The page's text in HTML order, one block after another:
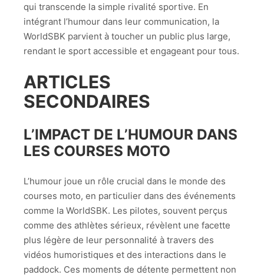
qui transcende la simple rivalité sportive. En
intégrant l’humour dans leur communication, la
WorldSBK parvient à toucher un public plus large,
rendant le sport accessible et engageant pour tous.
ARTICLES
SECONDAIRES
L’IMPACT DE L’HUMOUR DANS
LES COURSES MOTO
L’humour joue un rôle crucial dans le monde des
courses moto, en particulier dans des événements
comme la WorldSBK. Les pilotes, souvent perçus
comme des athlètes sérieux, révèlent une facette
plus légère de leur personnalité à travers des
vidéos humoristiques et des interactions dans le
paddock. Ces moments de détente permettent non